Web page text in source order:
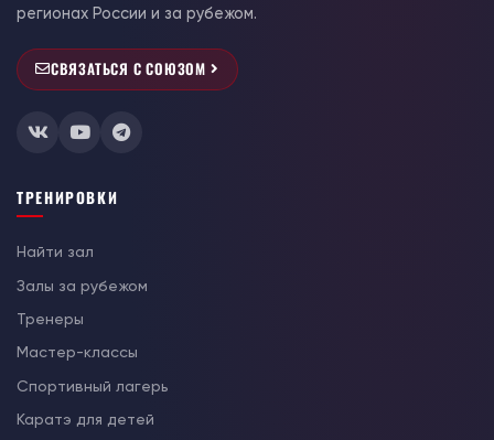
регионах России и за рубежом.
СВЯЗАТЬСЯ С СОЮЗОМ
ТРЕНИРОВКИ
Найти зал
Залы за рубежом
Тренеры
Мастер-классы
Спортивный лагерь
Каратэ для детей